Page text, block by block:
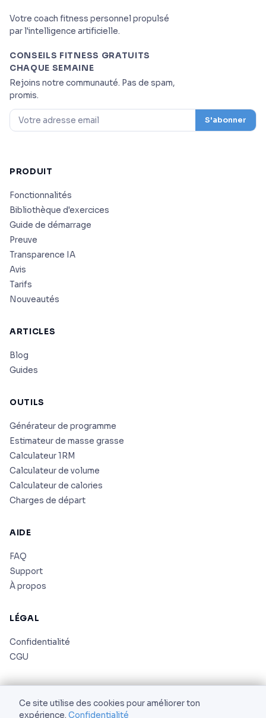
Votre coach fitness personnel propulsé
par l'intelligence artificielle.
CONSEILS FITNESS GRATUITS
CHAQUE SEMAINE
Rejoins notre communauté. Pas de spam,
promis.
S'abonner
PRODUIT
Fonctionnalités
Bibliothèque d'exercices
Guide de démarrage
Preuve
Transparence IA
Avis
Tarifs
Nouveautés
ARTICLES
Blog
Guides
OUTILS
Générateur de programme
Estimateur de masse grasse
Calculateur 1RM
Calculateur de volume
Calculateur de calories
Charges de départ
AIDE
FAQ
Support
À propos
LÉGAL
Confidentialité
CGU
Ce site utilise des cookies pour améliorer ton
expérience. Confidentialité